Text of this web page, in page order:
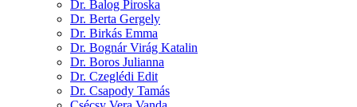
Dr. Balog Piroska
Dr. Berta Gergely
Dr. Birkás Emma
Dr. Bognár Virág Katalin
Dr. Boros Julianna
Dr. Czeglédi Edit
Dr. Csapody Tamás